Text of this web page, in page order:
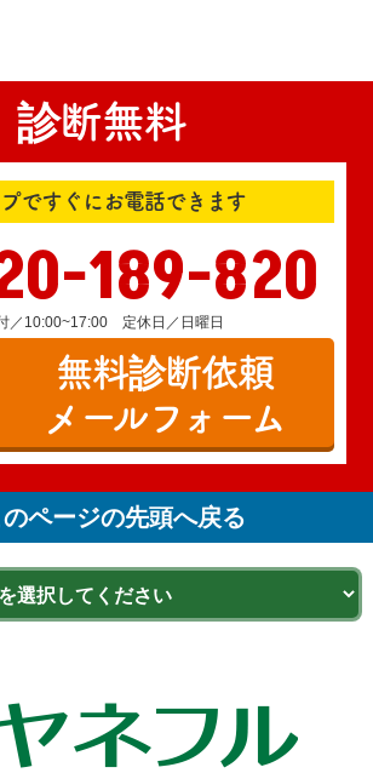
診断無料
ですぐにお電話できます
189-820
／10:00~17:00 定休日／日曜日
無料診断依頼
メールフォーム
のページの先頭へ戻る